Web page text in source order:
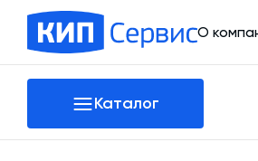
О
О компании
Отзывы
Каталог